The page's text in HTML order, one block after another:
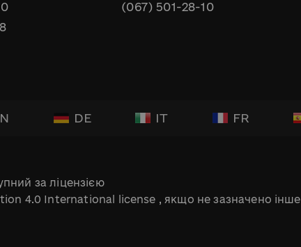
(067) 501-28-10
DE IT FR
за ліцензією
4.0 International license , якщо не зазначено інше